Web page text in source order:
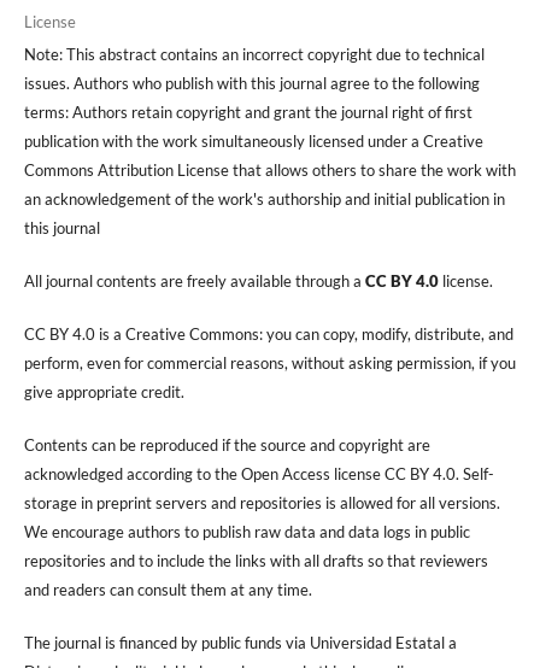
License
Note: This abstract contains an incorrect copyright due to technical
issues. Authors who publish with this journal agree to the following
terms: Authors retain copyright and grant the journal right of first
publication with the work simultaneously licensed under a Creative
Commons Attribution License that allows others to share the work with
an acknowledgement of the work's authorship and initial publication in
this journal
All journal contents are freely available through a CC BY 4.0license.
CC BY 4.0 is a Creative Commons: you can copy, modify, distribute, and
perform, even for commercial reasons, without asking permission, if you
give appropriate credit.
Contents can be reproduced if the source and copyright are
acknowledged according to the Open Access license CC BY 4.0. Self-
storage in preprint servers and repositories is allowed for all versions.
We encourage authors to publish raw data and data logs in public
repositories and to include the links with all drafts so that reviewers
and readers can consult them at any time.
The journal is financed by public funds via Universidad Estatal a